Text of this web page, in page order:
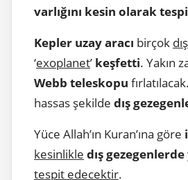
varlığını kesin olarak
Kepler uzay aracı birçok
‘exoplanet’ keşfetti. Yakın
Webb teleskopu
hassas şekilde dış
Yüce Allah’ın Kuran’ına göre
kesinlikle dış gezegenlerde
tespit edecektir.